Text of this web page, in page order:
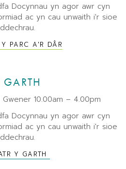
Docynnau yn agor awr cyn
ac yn cau unwaith i'r sioe
ddechrau.
Y PARC A'R DÂR
GARTH
Gwener 10.00am – 4.00pm
Docynnau yn agor awr cyn
ac yn cau unwaith i'r sioe
ddechrau.
Y GARTH